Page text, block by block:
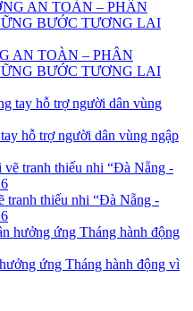
AN TOÀN – PHÂN
BƯỚC TƯƠNG LAI
hỗ trợ người dân vùng ngập
tranh thiếu nhi “Đà Nẵng -
ứng Tháng hành động vì